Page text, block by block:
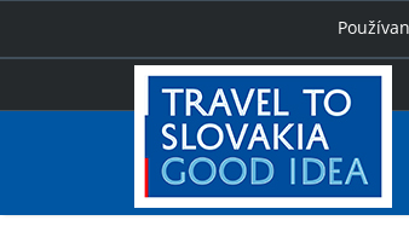
Úvod Ski múzeum